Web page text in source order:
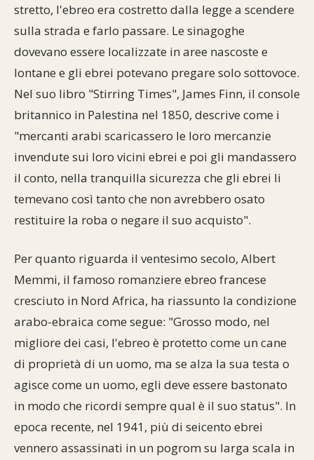
stretto, l'ebreo era costretto dalla legge a scendere
sulla strada e farlo passare. Le sinagoghe
dovevano essere localizzate in aree nascoste e
lontane e gli ebrei potevano pregare solo sottovoce.
Nel suo libro "Stirring Times", James Finn, il console
britannico in Palestina nel 1850, descrive come i
"mercanti arabi scaricassero le loro mercanzie
invendute sui loro vicini ebrei e poi gli mandassero
il conto, nella tranquilla sicurezza che gli ebrei li
temevano così tanto che non avrebbero osato
restituire la roba o negare il suo acquisto".
Per quanto riguarda il ventesimo secolo, Albert
Memmi, il famoso romanziere ebreo francese
cresciuto in Nord Africa, ha riassunto la condizione
arabo-ebraica come segue: "Grosso modo, nel
migliore dei casi, l'ebreo è protetto come un cane
di proprietà di un uomo, ma se alza la sua testa o
agisce come un uomo, egli deve essere bastonato
in modo che ricordi sempre qual è il suo status". In
epoca recente, nel 1941, più di seicento ebrei
vennero assassinati in un pogrom su larga scala in